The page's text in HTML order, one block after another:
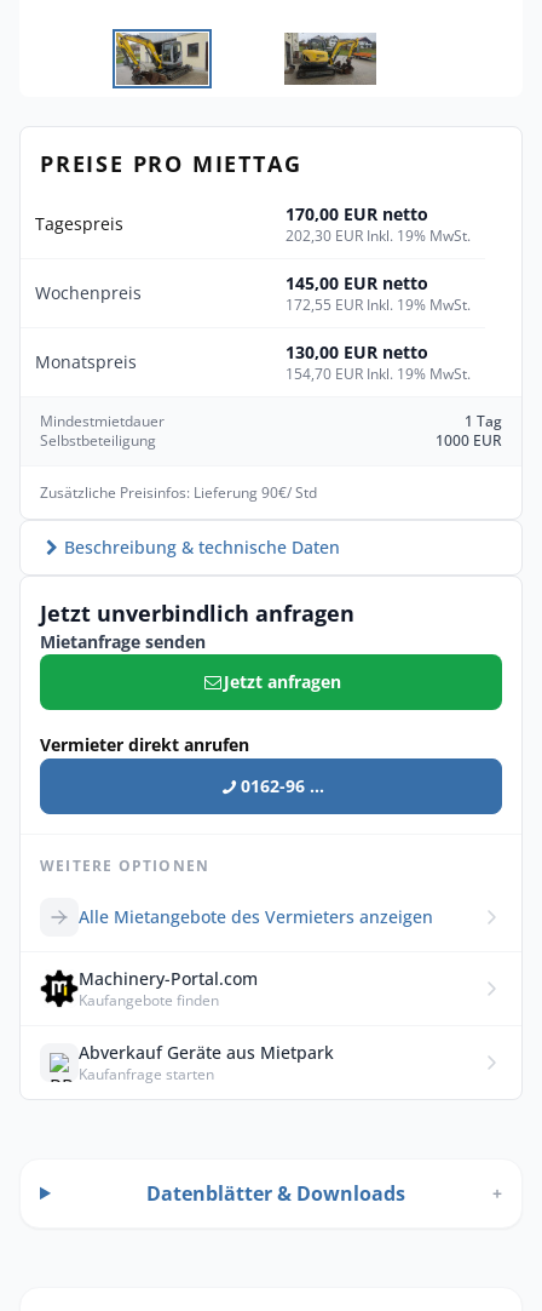
PREISE PRO MIETTAG
Tagespreis 170,00 EUR netto
202,30 EUR Inkl. 19% MwSt.
Wochenpreis 145,00 EUR netto
172,55 EUR Inkl. 19% MwSt.
Monatspreis 130,00 EUR netto
154,70 EUR Inkl. 19% MwSt.
Mindestmietdauer
1 Tag
Selbstbeteiligung
1000 EUR
Zusätzliche Preisinfos: Lieferung 90€/ Std
Beschreibung & technische Daten
Jetzt unverbindlich anfragen
Mietanfrage senden
Jetzt anfragen
Vermieter direkt anrufen
0162-96 ...
WEITERE OPTIONEN
Alle Mietangebote des Vermieters anzeigen
Machinery-Portal.com
Kaufangebote finden
Abverkauf Geräte aus Mietpark
Kaufanfrage starten
Datenblätter & Downloads +